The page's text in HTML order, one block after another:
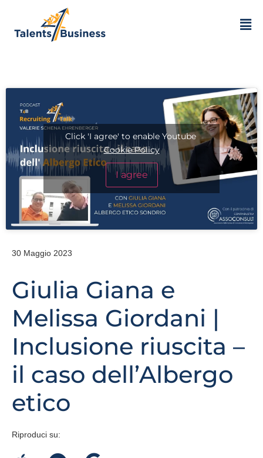
Click 'I agree' to enable Youtube
Cookie Policy
I agree
30 Maggio 2023
Giulia Giana e
Melissa Giordani |
Inclusione riuscita –
il caso dell’Albergo
etico
Riproduci su: